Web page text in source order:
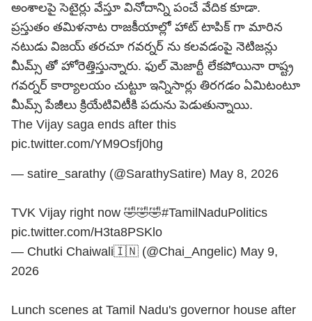
అంశాలపై సెటైర్లు వేస్తూ వినోదాన్ని పంచే వేదిక కూడా.
ప్రస్తుతం తమిళనాట రాజకీయాల్లో హాట్ టాపిక్ గా మారిన
నటుడు విజయ్ తరచూ గవర్నర్ ను కలవడంపై నెటిజన్లు
మీమ్స్ తో హోరెత్తిస్తున్నారు. ఫుల్ మెజార్టీ లేకపోయినా రాష్ట్ర
గవర్నర్ కార్యాలయం చుట్టూ ఇన్నిసార్లు తిరగడం ఏమిటంటూ
మీమ్స్ పేజీలు క్రియేటివిటీకి పదును పెడుతున్నాయి.
The Vijay saga ends after this
pic.twitter.com/YM9Osfj0hg
— satire_sarathy (@SarathySatire) May 8, 2026
TVK Vijay right now 🤣🤣🤣#TamilNaduPolitics
pic.twitter.com/H3ta8PSKlo
— Chutki Chaiwali🇮🇳 (@Chai_Angelic) May 9,
2026
Lunch scenes at Tamil Nadu's governor house after